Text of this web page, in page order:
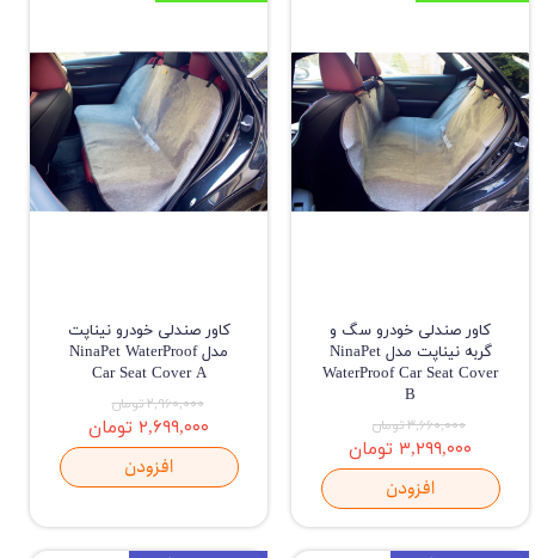
کاور صندلی خودرو سگ و
گربه نیناپت مدل NinaPet
WaterProof Car Seat Cover
B
۳,۶۶۰,۰۰۰ تومان
۳,۲۹۹,۰۰۰ تومان
افزودن
کاور صندلی خودرو نیناپت
مدل NinaPet WaterProof
Car Seat Cover A
۲,۹۶۰,۰۰۰ تومان
۲,۶۹۹,۰۰۰ تومان
افزودن